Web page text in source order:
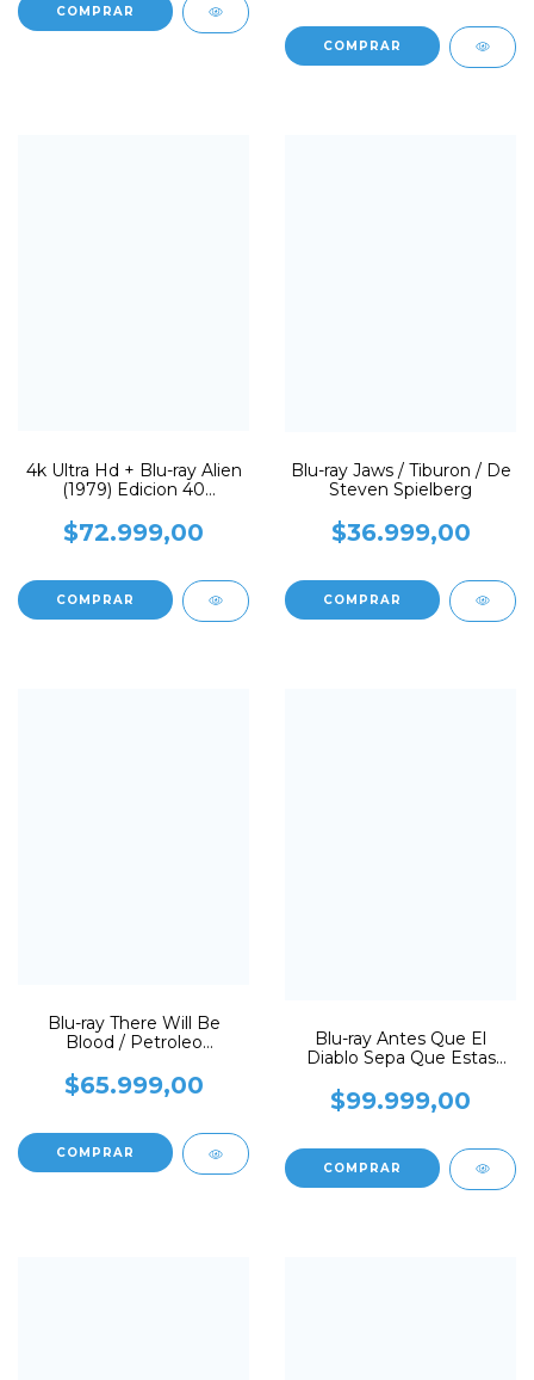
4k Ultra Hd + Blu-ray Alien
(1979) Edicion 40
$72.999,00
Blu-ray Jaws / Tiburon / De
Steven Spielberg
$36.999,00
Blu-ray There Will Be
Blood / Petroleo
$65.999,00
Blu-ray Antes Que El
Diablo Sepa Que Estas
$99.999,00